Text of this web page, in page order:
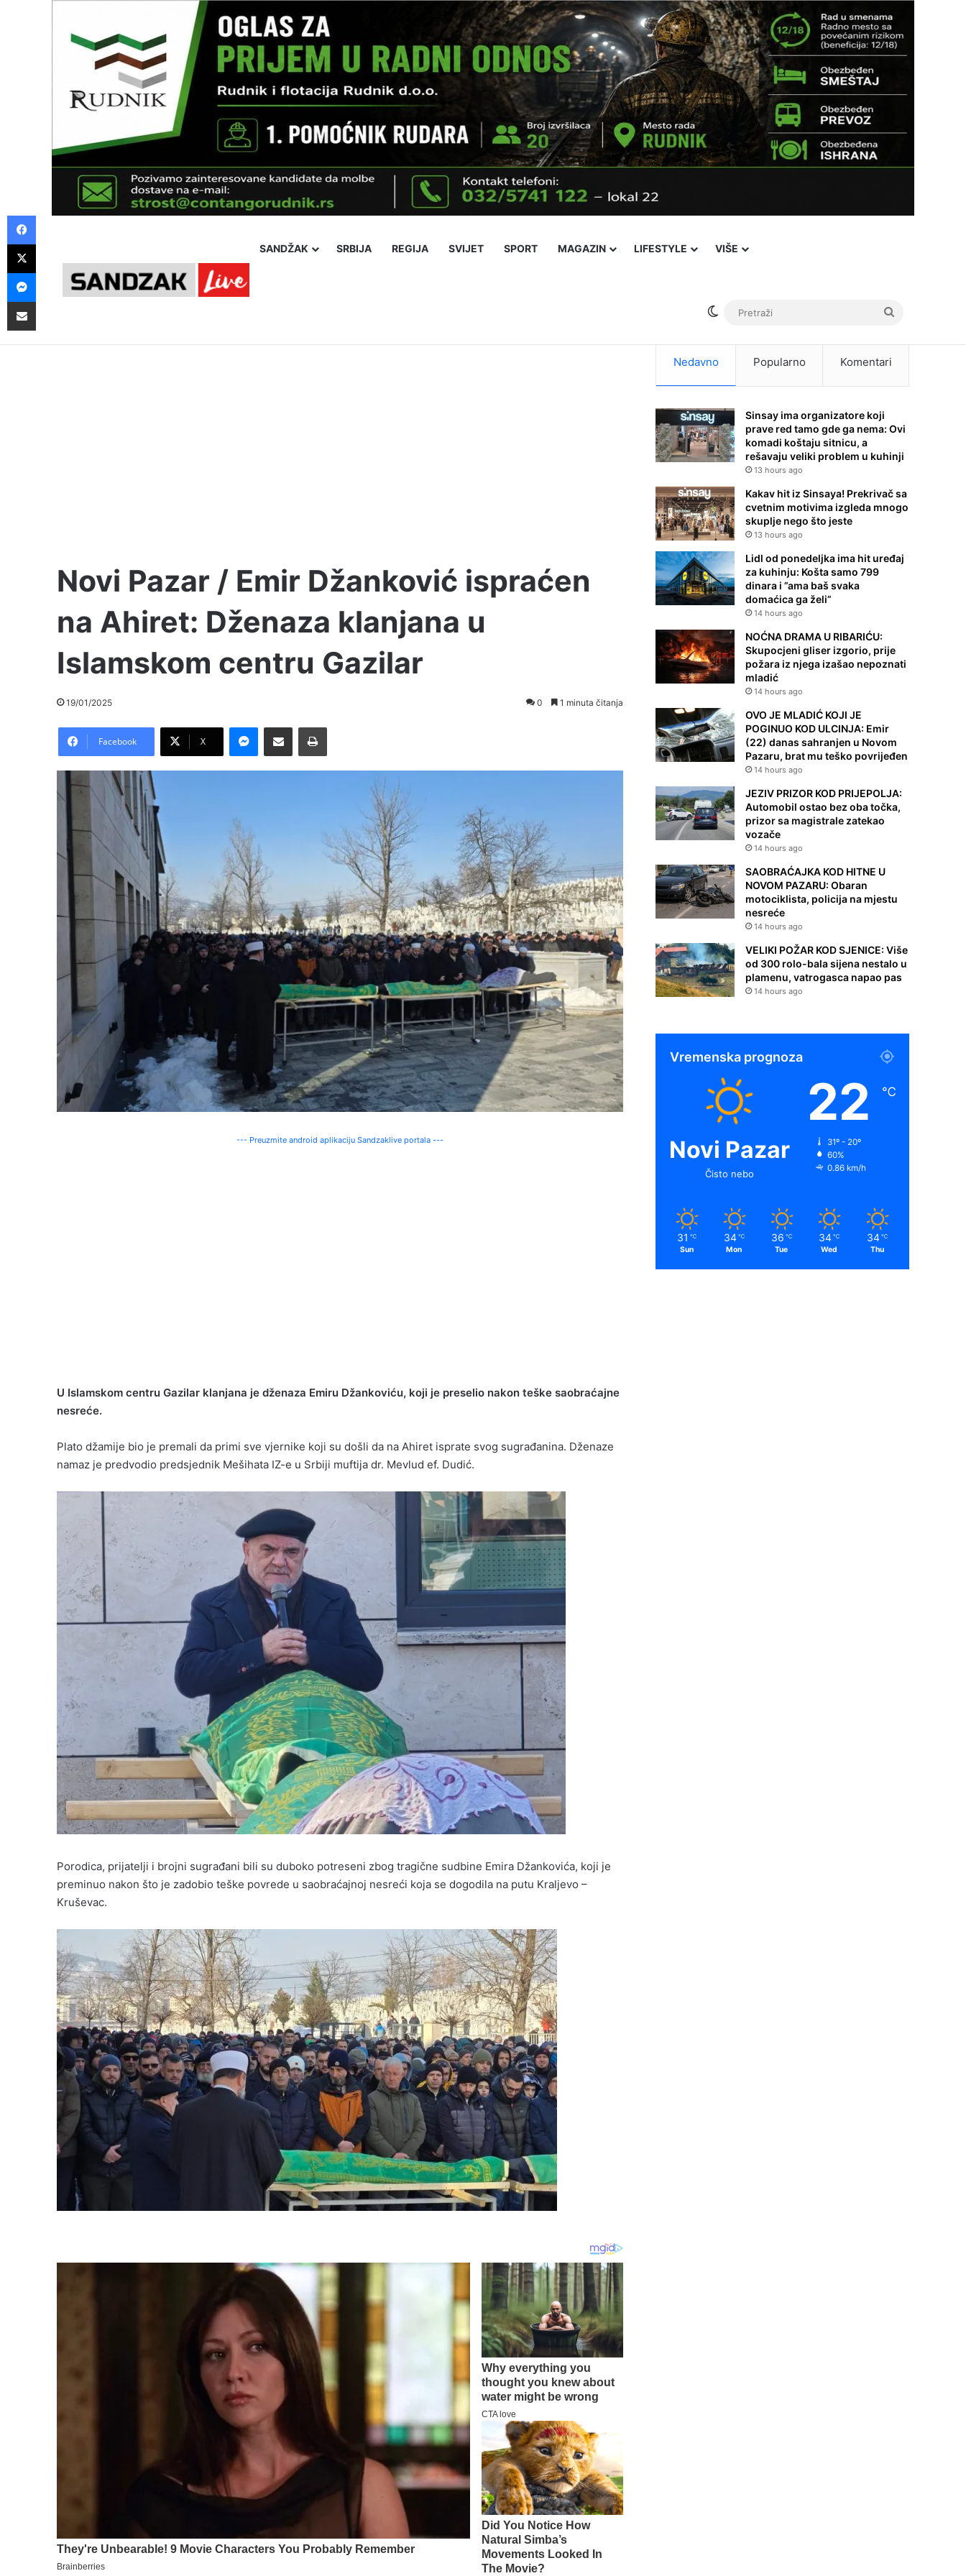
SANDŽAK SRBIJA REGIJA SVIJET SPORT MAGAZIN LIFESTYLE VIŠE
Switch skin
Sunday, 9 August 2026 Politika
Novi Pazar / Emir Džanković ispraćen
na Ahiret: Dženaza klanjana u
Islamskom centru Gazilar
19/01/2025 0 1 minuta čitanja
Facebook X
Messenger
Pošalji preko E-Maila Printaj
--- Preuzmite android aplikaciju Sandzaklive portala ---
U Islamskom centru Gazilar klanjana je dženaza Emiru Džankoviću, koji je preselio nakon teške saobraćajne
nesreće.
Plato džamije bio je premali da primi sve vjernike koji su došli da na Ahiret isprate svog sugrađanina. Dženaze
namaz je predvodio predsjednik Mešihata IZ-e u Srbiji muftija dr. Mevlud ef. Dudić.
Porodica, prijatelji i brojni sugrađani bili su duboko potreseni zbog tragične sudbine Emira Džankovića, koji je
preminuo nakon što je zadobio teške povrede u saobraćajnoj nesreći koja se dogodila na putu Kraljevo –
Kruševac.
Nedavno Popularno Komentari
Sinsay ima organizatore koji
prave red tamo gde ga nema: Ovi
komadi koštaju sitnicu, a
rešavaju veliki problem u kuhinji
13 hours ago
Kakav hit iz Sinsaya! Prekrivač sa
cvetnim motivima izgleda mnogo
skuplje nego što jeste
13 hours ago
Lidl od ponedeljka ima hit uređaj
za kuhinju: Košta samo 799
dinara i ”ama baš svaka
domaćica ga želi”
14 hours ago
NOĆNA DRAMA U RIBARIĆU:
Skupocjeni gliser izgorio, prije
požara iz njega izašao nepoznati
mladić
14 hours ago
OVO JE MLADIĆ KOJI JE
POGINUO KOD ULCINJA: Emir
(22) danas sahranjen u Novom
Pazaru, brat mu teško povrijeđen
14 hours ago
JEZIV PRIZOR KOD PRIJEPOLJA:
Automobil ostao bez oba točka,
prizor sa magistrale zatekao
vozače
14 hours ago
SAOBRAĆAJKA KOD HITNE U
NOVOM PAZARU: Obaran
motociklista, policija na mjestu
nesreće
14 hours ago
VELIKI POŽAR KOD SJENICE: Više
od 300 rolo-bala sijena nestalo u
plamenu, vatrogasca napao pas
14 hours ago
Vremenska prognoza
Novi Pazar
Čisto nebo
22 ℃
31º - 20º
60%
0.86 km/h
31 ℃
Sun
34 ℃
Mon
36 ℃
Tue
34 ℃
Wed
34 ℃
Thu
Facebook
X
Messenger
Pošalji preko E-Maila